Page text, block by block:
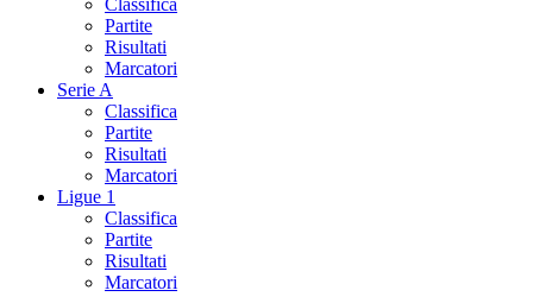
Partite
Risultati
Marcatori
Serie A
Classifica
Partite
Risultati
Marcatori
Ligue 1
Classifica
Partite
Risultati
Marcatori